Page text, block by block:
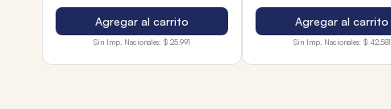
Agregar al carrito
Sin Imp. Nacionales: $ 25.991
Agregar al carrito
Sin Imp. Nacionales: $ 42.581